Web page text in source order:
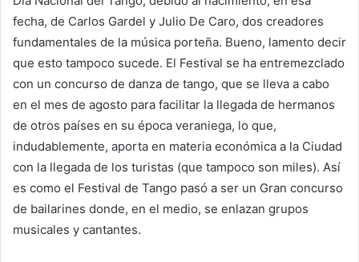
fecha, de Carlos Gardel y Julio De Caro, dos creadores
fundamentales de la música porteña. Bueno, lamento decir
que esto tampoco sucede. El Festival se ha entremezclado
con un concurso de danza de tango, que se lleva a cabo
en el mes de agosto para facilitar la llegada de hermanos
de otros países en su época veraniega, lo que,
indudablemente, aporta en materia económica a la Ciudad
con la llegada de los turistas (que tampoco son miles). Así
es como el Festival de Tango pasó a ser un Gran concurso
de bailarines donde, en el medio, se enlazan grupos
musicales y cantantes.